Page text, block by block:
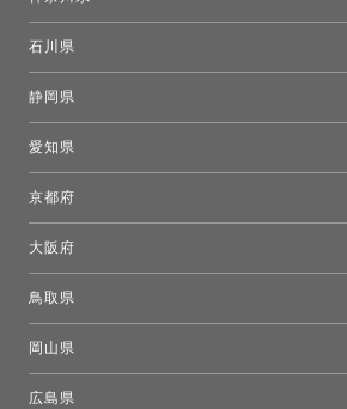
モーイ東京
キーブー東京
FLOS｜フロスデザインスペース青山
石川県
静岡県
愛知県
京都府
大阪府
鳥取県
岡山県
広島県